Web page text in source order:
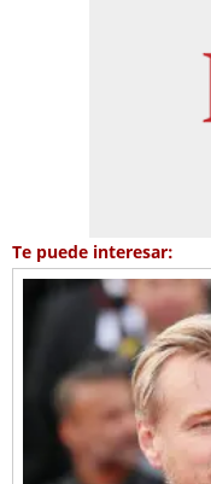
Te puede interesar: